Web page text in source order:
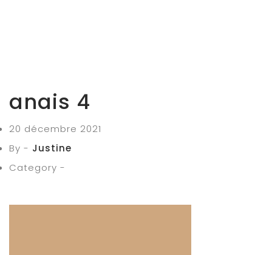
anais 4
20 décembre 2021
By - Justine
Category -